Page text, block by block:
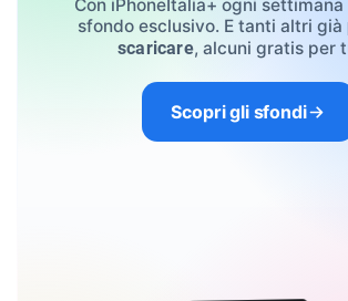
Con iPhoneItalia+ ogni settimana
sfondo esclusivo. E tanti altri già
scaricare, alcuni gratis per
Scopri gli sfondi